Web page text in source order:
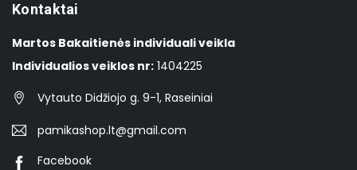
Kontaktai
Martos Bakaitienės individuali veikla
Individualios veiklos nr: 1404225
Vytauto Didžiojo g. 9-1, Raseiniai
pamikashop.lt@gmail.com
Facebook